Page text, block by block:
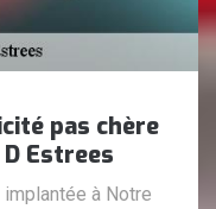
pas chère
Estrees
à Notre